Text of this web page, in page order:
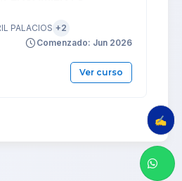
✍️
PALACIOS +2
Comenzado: Jun 2026
Ver curso